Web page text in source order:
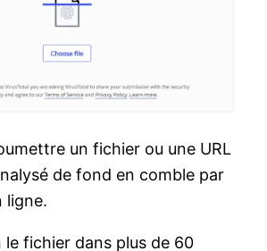
un fichier ou une URL
de fond en comble par
ligne.
le fichier dans plus de 60